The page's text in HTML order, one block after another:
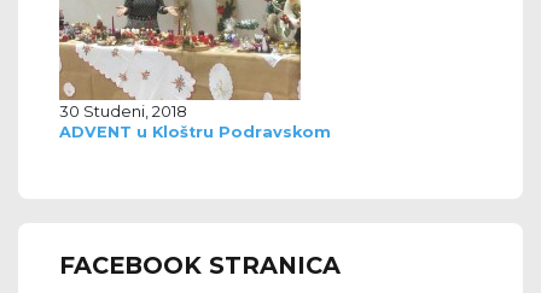
30 Studeni, 2018
ADVENT u Kloštru Podravskom
FACEBOOK STRANICA